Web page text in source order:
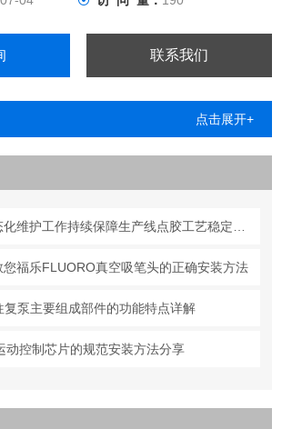
联系我们
点击展开+
落实点胶机常态化维护工作持续保障生产线点胶工艺稳定合规
您福乐FLUORO真空吸笔头的正确安装方法
复泵主要组成部件的功能特点详解
动控制芯片的规范安装方法分享